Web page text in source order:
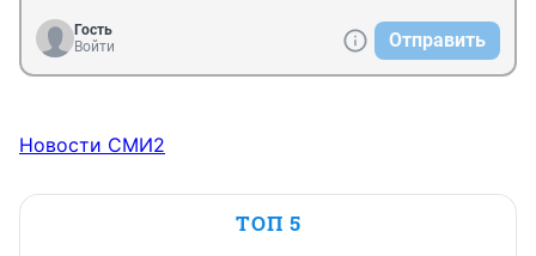
Гость
Войти
Отправить
Новости СМИ2
ТОП 5